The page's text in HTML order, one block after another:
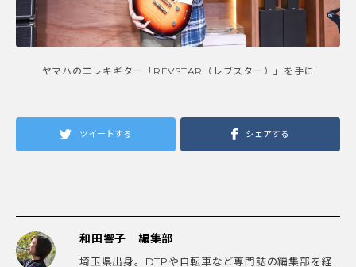
ヤマハのエレキギター「REVSTAR（レブスター）」を手に
ツイートする シェアする
和田響子 編集部
埼玉県出身。DTPや自転車など専門誌の編集部を経